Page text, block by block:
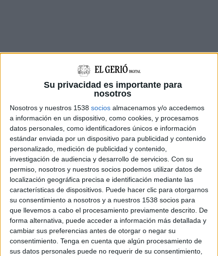
Su privacidad es importante para
nosotros
Nosotros y nuestros 1538 socios almacenamos y/o accedemos
a información en un dispositivo, como cookies, y procesamos
datos personales, como identificadores únicos e información
estándar enviada por un dispositivo para publicidad y contenido
personalizado, medición de publicidad y contenido,
investigación de audiencia y desarrollo de servicios. Con su
permiso, nosotros y nuestros socios podemos utilizar datos de
localización geográfica precisa e identificación mediante las
características de dispositivos. Puede hacer clic para otorgarnos
su consentimiento a nosotros y a nuestros 1538 socios para
que llevemos a cabo el procesamiento previamente descrito. De
forma alternativa, puede acceder a información más detallada y
cambiar sus preferencias antes de otorgar o negar su
consentimiento. Tenga en cuenta que algún procesamiento de
sus datos personales puede no requerir de su consentimiento,
Els fets han passat al voltant de les tres de la
tarda a l’altura del número 12 de la rambla de la
Llibertat. Una ciutadana ha alertat la policia
que un home havia agredit una altra persona
amb un ganivet i que posteriorment havia fugit
en direcció al pont de les Peixateries Velles.
Els agents de la Policia Municipal s’han
desplaçat ràpidament fins a la zona i han
aconseguit localitzar el sospitós, que ha estat
detingut a les 15.23 hores.
Fins al lloc també s’hi han desplaçat efectius del
Sistema d’Emergències Mèdiques (SEM), que